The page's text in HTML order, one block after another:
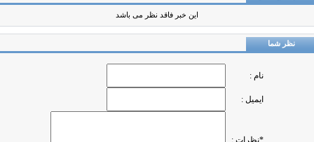
این خبر فاقد نظر می باشد
نظر شما
نام :
ایمیل :
*نظرات :